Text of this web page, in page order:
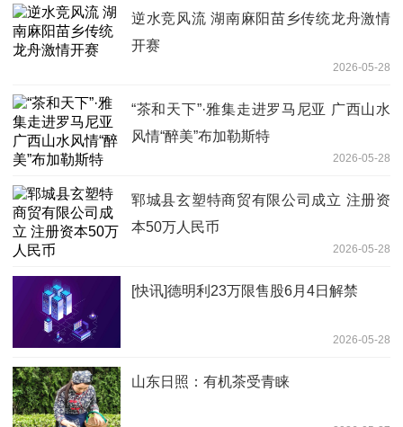
逆水竞风流 湖南麻阳苗乡传统龙舟激情
开赛
2026-05-28
“茶和天下”·雅集走进罗马尼亚 广西山水
风情“醉美”布加勒斯特
2026-05-28
郓城县玄塑特商贸有限公司成立 注册资
本50万人民币
2026-05-28
[快讯]德明利23万限售股6月4日解禁
2026-05-28
山东日照：有机茶受青睐